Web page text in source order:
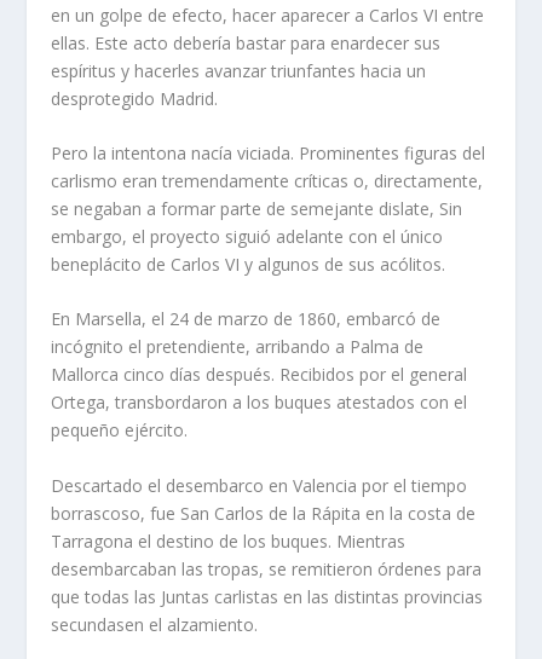
en un golpe de efecto, hacer aparecer a Carlos VI entre
ellas. Este acto debería bastar para enardecer sus
espíritus y hacerles avanzar triunfantes hacia un
desprotegido Madrid.
Pero la intentona nacía viciada. Prominentes figuras del
carlismo eran tremendamente críticas o, directamente,
se negaban a formar parte de semejante dislate, Sin
embargo, el proyecto siguió adelante con el único
beneplácito de Carlos VI y algunos de sus acólitos.
En Marsella, el 24 de marzo de 1860, embarcó de
incógnito el pretendiente, arribando a Palma de
Mallorca cinco días después. Recibidos por el general
Ortega, transbordaron a los buques atestados con el
pequeño ejército.
Descartado el desembarco en Valencia por el tiempo
borrascoso, fue San Carlos de la Rápita en la costa de
Tarragona el destino de los buques. Mientras
desembarcaban las tropas, se remitieron órdenes para
que todas las Juntas carlistas en las distintas provincias
secundasen el alzamiento.